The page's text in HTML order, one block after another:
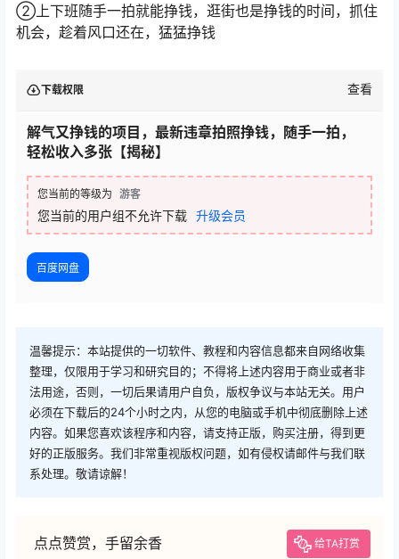
②上下班随手一拍就能挣钱，逛街也是挣钱的时间，抓住
机会，趁着风口还在，猛猛挣钱
下载权限 查看
解气又挣钱的项目，最新违章拍照挣钱，随手一拍，
轻松收入多张【揭秘】
您当前的等级为 游客
您当前的用户组不允许下载 升级会员
百度网盘
温馨提示：本站提供的一切软件、教程和内容信息都来自网络收集
整理，仅限用于学习和研究目的；不得将上述内容用于商业或者非
法用途，否则，一切后果请用户自负，版权争议与本站无关。用户
必须在下载后的24个小时之内，从您的电脑或手机中彻底删除上述
内容。如果您喜欢该程序和内容，请支持正版，购买注册，得到更
好的正版服务。我们非常重视版权问题，如有侵权请邮件与我们联
系处理。敬请谅解！
点点赞赏，手留余香 给TA打赏